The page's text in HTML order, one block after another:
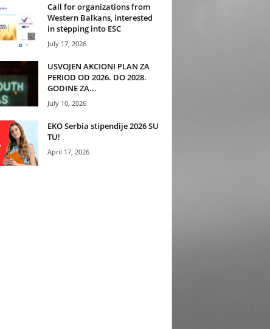
Call for organizations from
Western Balkans, interested
in stepping into ESC
July 17, 2026
USVOJEN AKCIONI PLAN ZA
PERIOD OD 2026. DO 2028.
GODINE ZA...
July 10, 2026
EKO Serbia stipendije 2026 SU
TU!
April 17, 2026